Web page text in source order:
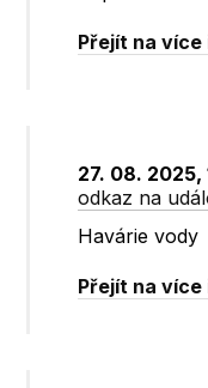
Přejít na
27. 08.
odkaz na
Havárie vody
Přejít na